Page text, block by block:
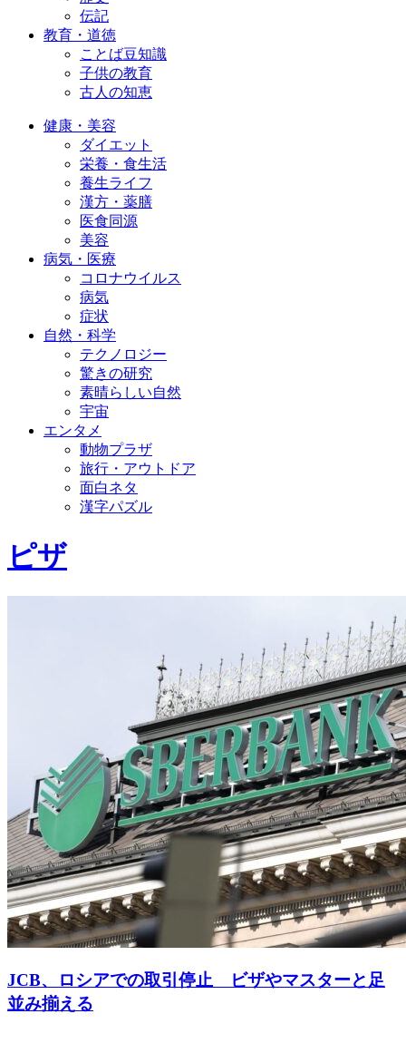
伝記
教育・道徳
ことば豆知識
子供の教育
古人の知恵
健康・美容
ダイエット
栄養・食生活
養生ライフ
漢方・薬膳
医食同源
美容
病気・医療
コロナウイルス
病気
症状
自然・科学
テクノロジー
驚きの研究
素晴らしい自然
宇宙
エンタメ
動物プラザ
旅行・アウトドア
面白ネタ
漢字パズル
ピザ
JCB、ロシアでの取引停止 ビザやマスターと足
並み揃える